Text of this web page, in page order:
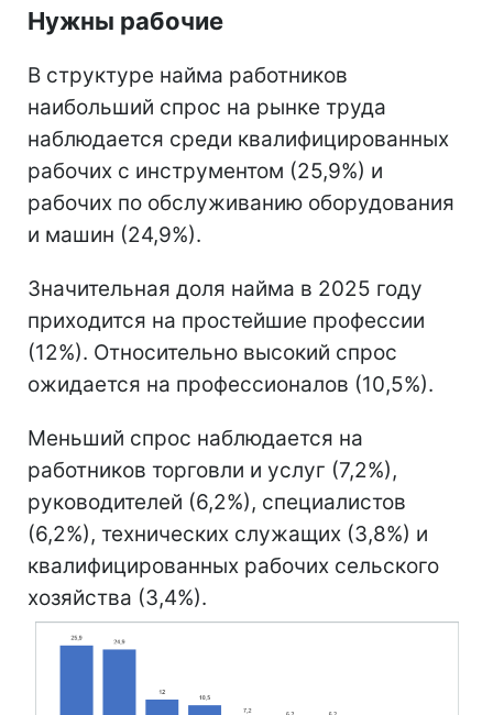
Нужны рабочие
В структуре найма работников
наибольший спрос на рынке труда
наблюдается среди квалифицированных
рабочих с инструментом (25,9%) и
рабочих по обслуживанию оборудования
и машин (24,9%).
Значительная доля найма в 2025 году
приходится на простейшие профессии
(12%). Относительно высокий спрос
ожидается на профессионалов (10,5%).
Меньший спрос наблюдается на
работников торговли и услуг (7,2%),
руководителей (6,2%), специалистов
(6,2%), технических служащих (3,8%) и
квалифицированных рабочих сельского
хозяйства (3,4%).